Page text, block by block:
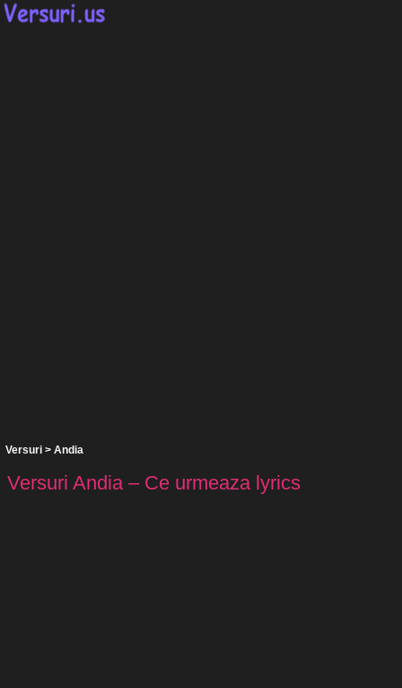
Versuri > Andia
Versuri Andia – Ce urmeaza lyrics